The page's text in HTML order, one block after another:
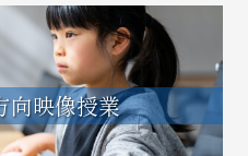
向映像授業